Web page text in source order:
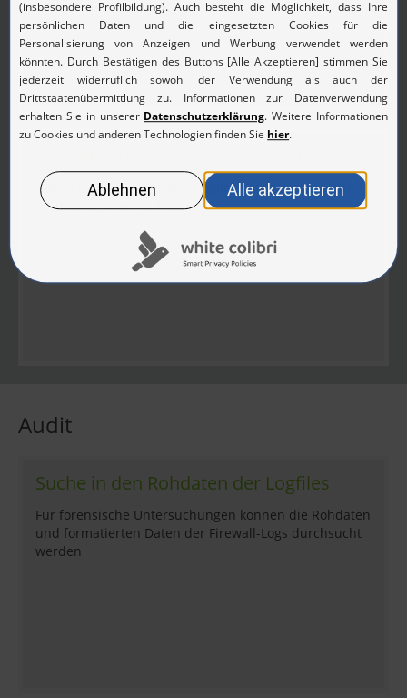
Detaillierte Reports über mögliche Netzwerkangriffe,
Viren und Sicherheitslücken
Audit
Suche in den Rohdaten der Logfiles
Für forensische Untersuchungen können die Rohdaten
und formatierten Daten der Firewall-Logs durchsucht
werden